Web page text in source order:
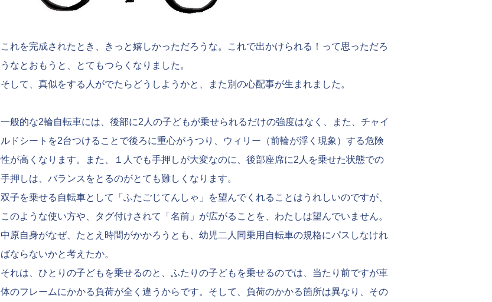
これを完成されたとき、きっと嬉しかっただろうな。これで出かけられる！って思っただろ
うなとおもうと、とてもつらくなりました。
そして、真似をする人がでたらどうしようかと、また別の心配事が生まれました。
一般的な2輪自転車には、後部に2人の子どもが乗せられるだけの強度はなく、また、チャイ
ルドシートを2台つけることで後ろに重心がうつり、ウィリー（前輪が浮く現象）する危険
性が高くなります。また、１人でも手押しが大変なのに、後部座席に2人を乗せた状態での
手押しは、バランスをとるのがとても難しくなります。
双子を乗せる自転車として「ふたごじてんしゃ」を望んでくれることはうれしいのですが、
このような使い方や、タグ付けされて「名前」が広がることを、わたしは望んでいません。
中原自身がなぜ、たとえ時間がかかろうとも、幼児二人同乗用自転車の規格にパスしなけれ
ばならないかと考えたか。
それは、ひとりの子どもを乗せるのと、ふたりの子どもを乗せるのでは、当たり前ですが車
体のフレームにかかる負荷が全く違うからです。そして、負荷のかかる箇所は異なり、その